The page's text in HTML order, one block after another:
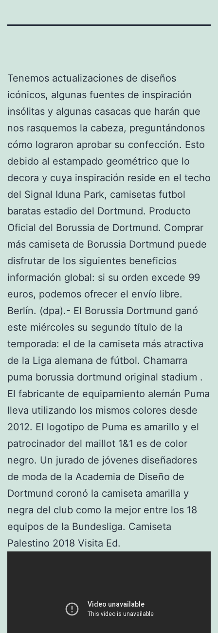
Tenemos actualizaciones de diseños
icónicos, algunas fuentes de inspiración
insólitas y algunas casacas que harán que
nos rasquemos la cabeza, preguntándonos
cómo lograron aprobar su confección. Esto
debido al estampado geométrico que lo
decora y cuya inspiración reside en el techo
del Signal Iduna Park, camisetas futbol
baratas estadio del Dortmund. Producto
Oficial del Borussia de Dortmund. Comprar
más camiseta de Borussia Dortmund puede
disfrutar de los siguientes beneficios
información global: si su orden excede 99
euros, podemos ofrecer el envío libre.
Berlín. (dpa).- El Borussia Dortmund ganó
este miércoles su segundo título de la
temporada: el de la camiseta más atractiva
de la Liga alemana de fútbol. Chamarra
puma borussia dortmund original stadium .
El fabricante de equipamiento alemán Puma
lleva utilizando los mismos colores desde
2012. El logotipo de Puma es amarillo y el
patrocinador del maillot 1&1 es de color
negro. Un jurado de jóvenes diseñadores
de moda de la Academia de Diseño de
Dortmund coronó la camiseta amarilla y
negra del club como la mejor entre los 18
equipos de la Bundesliga. Camiseta
Palestino 2018 Visita Ed.